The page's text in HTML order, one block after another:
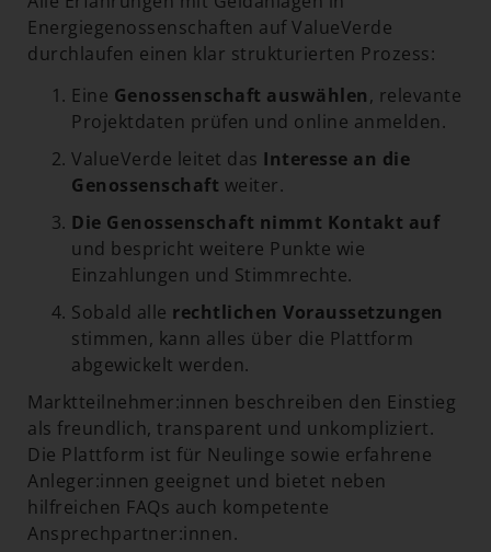
Energiegenossenschaften auf ValueVerde
durchlaufen einen klar strukturierten Prozess:
Eine Genossenschaft auswählen, relevante
Projektdaten prüfen und online anmelden.
ValueVerde leitet das Interesse an die
Genossenschaft weiter.
Die Genossenschaft nimmt Kontakt auf
und bespricht weitere Punkte wie
Einzahlungen und Stimmrechte.
Sobald alle rechtlichen Voraussetzungen
stimmen, kann alles über die Plattform
abgewickelt werden.
Marktteilnehmer:innen beschreiben den Einstieg
als freundlich, transparent und unkompliziert.
Die Plattform ist für Neulinge sowie erfahrene
Anleger:innen geeignet und bietet neben
hilfreichen FAQs auch kompetente
Ansprechpartner:innen.